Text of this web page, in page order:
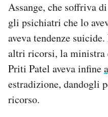
Assange, che soffriva
gli psichiatri che lo
aveva tendenze
altri ricorsi, la ministra
Priti Patel aveva infine
estradizione, dandogli
ricorso.